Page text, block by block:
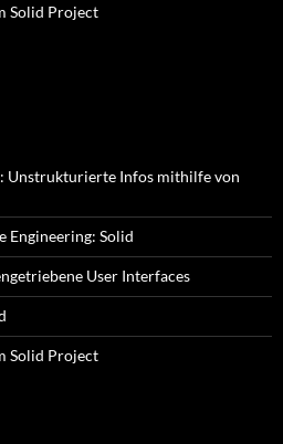
Solid Project
Unstrukturierte Infos mithilfe von
Engineering: Solid
User Interfaces
Solid Project